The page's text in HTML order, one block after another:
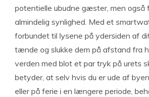
potentielle ubudne gæster, men også
almindelig synlighed. Med et
forbundet til lysene på ydersiden af
tænde og slukke dem på afstand fra
verden med blot et par tryk på urets
betyder, at selv hvis du er ude af
eller på ferie i en længere periode,